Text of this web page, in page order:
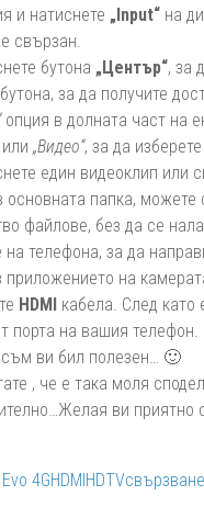
и натиснете „Input“ на
свързан.
бутона „Център“, за
за да получите
опция в долната част на
„Видео“, за да
един видеоклип или
основната папка,
файлове, без да се
на телефона, за да
приложението на
HDMI кабела. След като
порта на вашия телефон.
ви бил полезен… 🙂
, че е така моля
ви
Evo 4GHDMIHDTV